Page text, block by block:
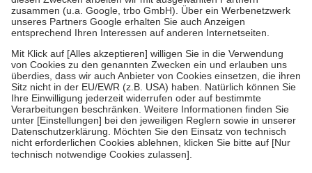
Diese Regeln gelten grundsätzlich auch für Online-Apotheken.
Bei Heilmitteln und häuslicher Krankenpflege beträgt die
Zuzahlung zehn Prozent der Kosten sowie zehn Euro je
Verordnung.
Um das Engagement der Versicherten für ihre eigene Gesundheit zu
stärken und die besondere Stellung der Familie zu unterstützen,
fallenkeine Zuzahlungenan bei:
• Kindern und Jugendlichen bis zum vollendeten 18. Lebensjahr
mit Ausnahme der Fahrkosten
• Untersuchungen zur Vorsorge und Früherkennung, die von der
GKV getragen werden